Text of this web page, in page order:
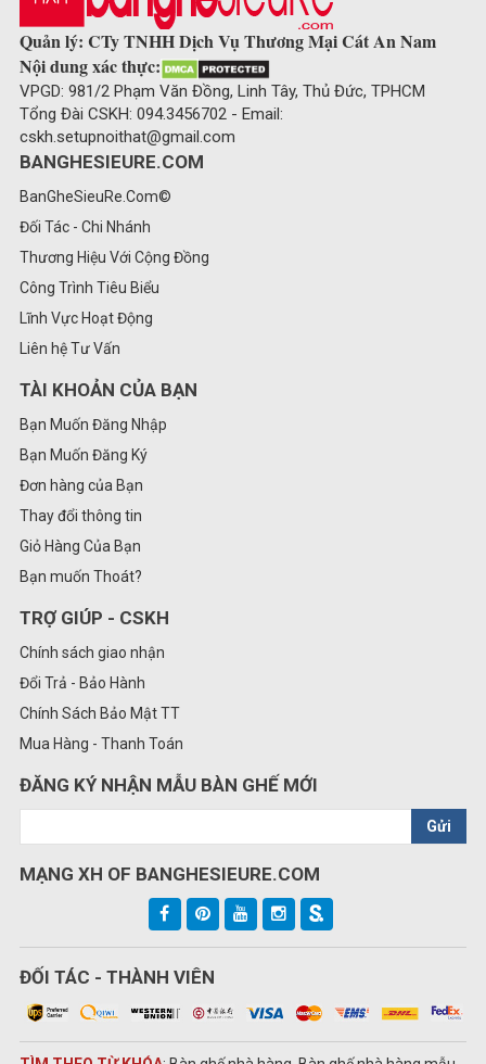
Quản lý: CTy TNHH Dịch Vụ Thương Mại Cát An Nam
Nội dung xác thực:
VPGD: 981/2 Phạm Văn Đồng, Linh Tây, Thủ Đức, TPHCM
Tổng Đài CSKH: 094.3456702 - Email:
cskh.setupnoithat@gmail.com
BANGHESIEURE.COM
BanGheSieuRe.Com©
Đối Tác - Chi Nhánh
Thương Hiệu Với Cộng Đồng
Công Trình Tiêu Biểu
Lĩnh Vực Hoạt Động
Liên hệ Tư Vấn
TÀI KHOẢN CỦA BẠN
Bạn Muốn Đăng Nhập
Bạn Muốn Đăng Ký
Đơn hàng của Bạn
Thay đổi thông tin
Giỏ Hàng Của Bạn
Bạn muốn Thoát?
TRỢ GIÚP - CSKH
Chính sách giao nhận
Đổi Trả - Bảo Hành
Chính Sách Bảo Mật TT
Mua Hàng - Thanh Toán
ĐĂNG KÝ NHẬN MẪU BÀN GHẾ MỚI
Gửi
MẠNG XH OF BANGHESIEURE.COM
ĐỐI TÁC - THÀNH VIÊN